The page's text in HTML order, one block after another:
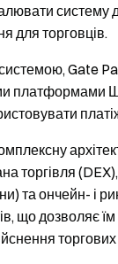
систему
для торговців.
Gate
платформами
торгівля
та ончейн- і
що дозволяє